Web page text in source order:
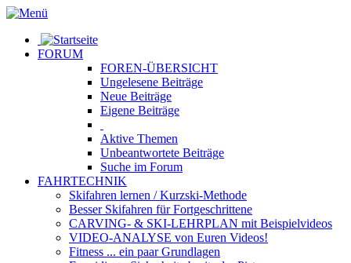
FORUM
FOREN-ÜBERSICHT
Ungelesene Beiträge
Neue Beiträge
Eigene Beiträge
Aktive Themen
Unbeantwortete Beiträge
Suche im Forum
FAHRTECHNIK
Skifahren lernen / Kurzski-Methode
Besser Skifahren für Fortgeschrittene
CARVING- & SKI-LEHRPLAN mit Beispielvideos
VIDEO-ANALYSE von Euren Videos!
Fitness ... ein paar Grundlagen